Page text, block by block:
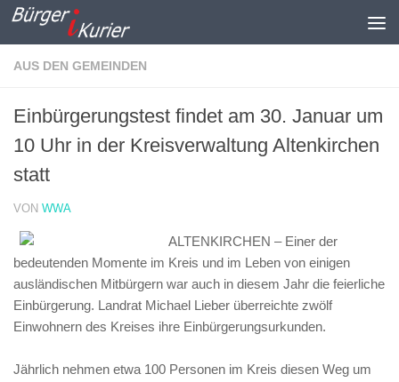
Zum Inhalt springen
AUS DEN GEMEINDEN
Einbürgerungstest findet am 30. Januar um
10 Uhr in der Kreisverwaltung Altenkirchen
statt
VON WWA
ALTENKIRCHEN – Einer der
bedeutenden Momente im Kreis und im Leben von einigen
ausländischen Mitbürgern war auch in diesem Jahr die feierliche
Einbürgerung. Landrat Michael Lieber überreichte zwölf
Einwohnern des Kreises ihre Einbürgerungsurkunden.
Jährlich nehmen etwa 100 Personen im Kreis diesen Weg um